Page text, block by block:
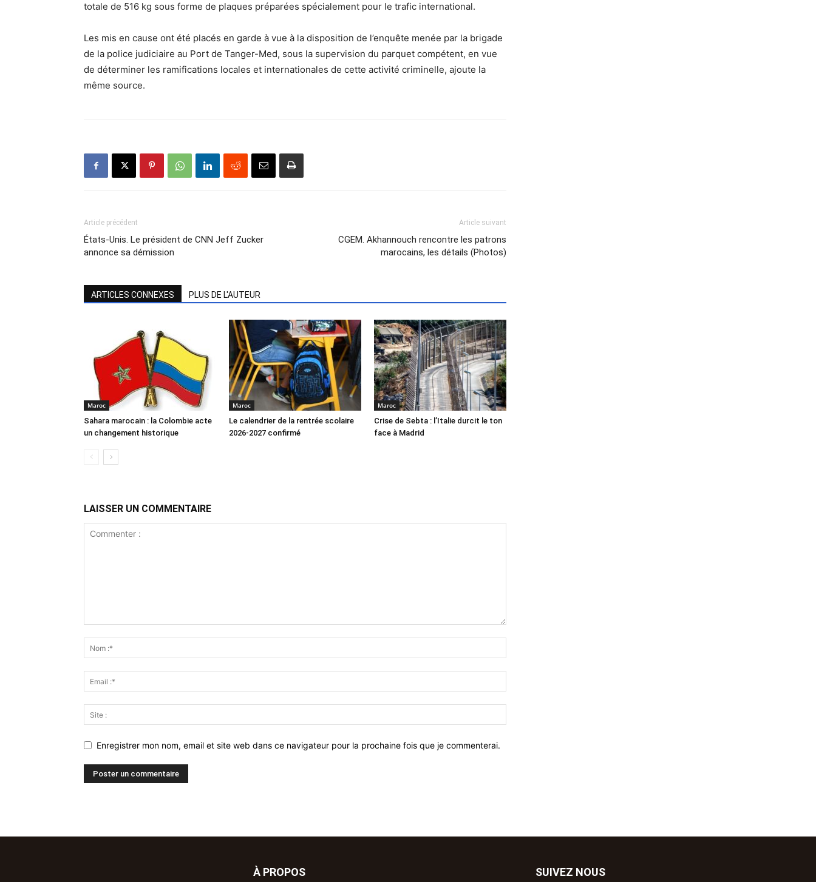
totale de 516 kg sous forme de plaques préparées spécialement pour le trafic international.
Les mis en cause ont été placés en garde à vue à la disposition de l’enquête menée par la brigade
de la police judiciaire au Port de Tanger-Med, sous la supervision du parquet compétent, en vue
de déterminer les ramifications locales et internationales de cette activité criminelle, ajoute la
même source.
Article précédent
États-Unis. Le président de CNN Jeff Zucker
annonce sa démission
Article suivant
CGEM. Akhannouch rencontre les patrons
marocains, les détails (Photos)
ARTICLES CONNEXES PLUS DE L'AUTEUR
Maroc
Sahara marocain : la Colombie acte
un changement historique
Maroc
Le calendrier de la rentrée scolaire
2026-2027 confirmé
Maroc
Crise de Sebta : l’Italie durcit le ton
face à Madrid
LAISSER UN COMMENTAIRE
Enregistrer mon nom, email et site web dans ce navigateur pour la prochaine fois que je commenterai.
À PROPOS SUIVEZ NOUS